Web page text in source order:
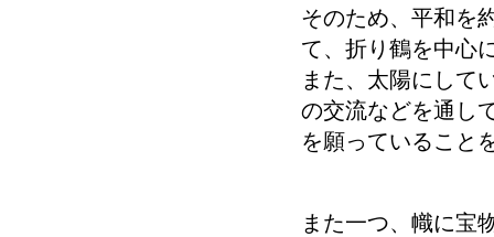
そのため、平和を
て、折り鶴を中心
また、太陽にして
の交流などを通し
を願っていること
また一つ、幟に宝